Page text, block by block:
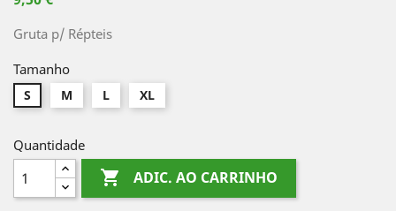
Gruta p/ Répteis
Tamanho
S M L XL
Quantidade
 ADIC. AO CARRINHO